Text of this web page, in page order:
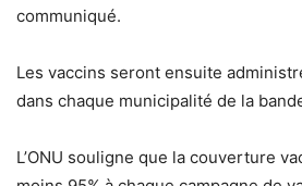
communiqué.
Les vaccins seront ensuite
dans chaque municipalité de la
L’ONU souligne que la couverture